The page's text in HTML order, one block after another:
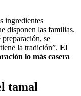
ingredientes
disponen las familias.
se
la tradición”. El
lo más casera
tamal